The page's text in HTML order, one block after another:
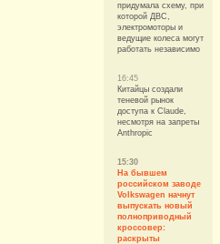
придумала схему, при
которой ДВС,
электромоторы и
ведущие колеса могут
работать независимо
16:45
Китайцы создали
теневой рынок
доступа к Claude,
несмотря на запреты
Anthropic
15:30
На бывшем
российском заводе
Volkswagen начнут
выпускать новый
полноприводный
кроссовер:
раскрыты